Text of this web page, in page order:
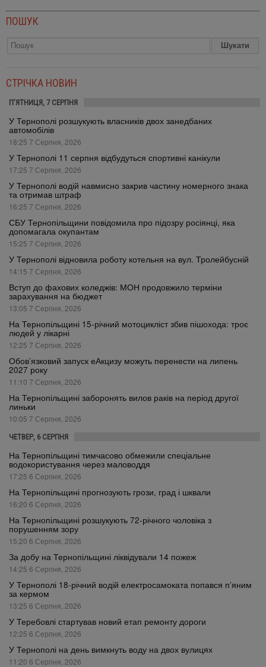
ПОШУК
СТРІЧКА НОВИН
П’ЯТНИЦЯ, 7 СЕРПНЯ
У Тернополі розшукують власників двох занедбаних
автомобілів
18:25 7 Серпня, 2026
У Тернополі 11 серпня відбудуться спортивні канікули
17:25 7 Серпня, 2026
У Тернополі водій навмисно закрив частину номерного знака
та отримав штраф
16:25 7 Серпня, 2026
СБУ Тернопільщини повідомила про підозру росіянці, яка
допомагала окупантам
15:25 7 Серпня, 2026
У Тернополі відновила роботу котельня на вул. Тролейбусній
14:15 7 Серпня, 2026
Вступ до фахових коледжів: МОН продовжило терміни
зарахування на бюджет
13:05 7 Серпня, 2026
На Тернопільщині 15-річний мотоцикліст збив пішохода: троє
людей у лікарні
12:25 7 Серпня, 2026
Обов’язковий запуск еАкцизу можуть перенести на липень
2027 року
11:10 7 Серпня, 2026
На Тернопільщині заборонять вилов раків на період другої
линьки
10:05 7 Серпня, 2026
ЧЕТВЕР, 6 СЕРПНЯ
На Тернопільщині тимчасово обмежили спеціальне
водокористування через маловоддя
17:25 6 Серпня, 2026
На Тернопільщині прогнозують грози, град і шквали
16:20 6 Серпня, 2026
На Тернопільщині розшукують 72-річного чоловіка з
порушенням зору
15:20 6 Серпня, 2026
За добу на Тернопільщині ліквідували 14 пожеж
14:25 6 Серпня, 2026
У Тернополі 18-річний водій електросамоката попався п’яним
за кермом
13:25 6 Серпня, 2026
У Теребовлі стартував новий етап ремонту дороги
12:25 6 Серпня, 2026
У Тернополі на день вимкнуть воду на двох вулицях
11:20 6 Серпня, 2026